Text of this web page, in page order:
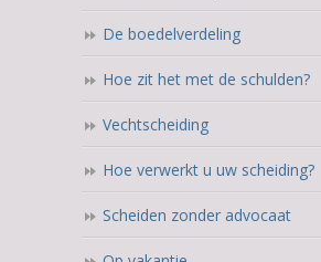
De boedelverdeling
Hoe zit het met de schulden?
Vechtscheiding
Hoe verwerkt u uw scheiding?
Scheiden zonder advocaat